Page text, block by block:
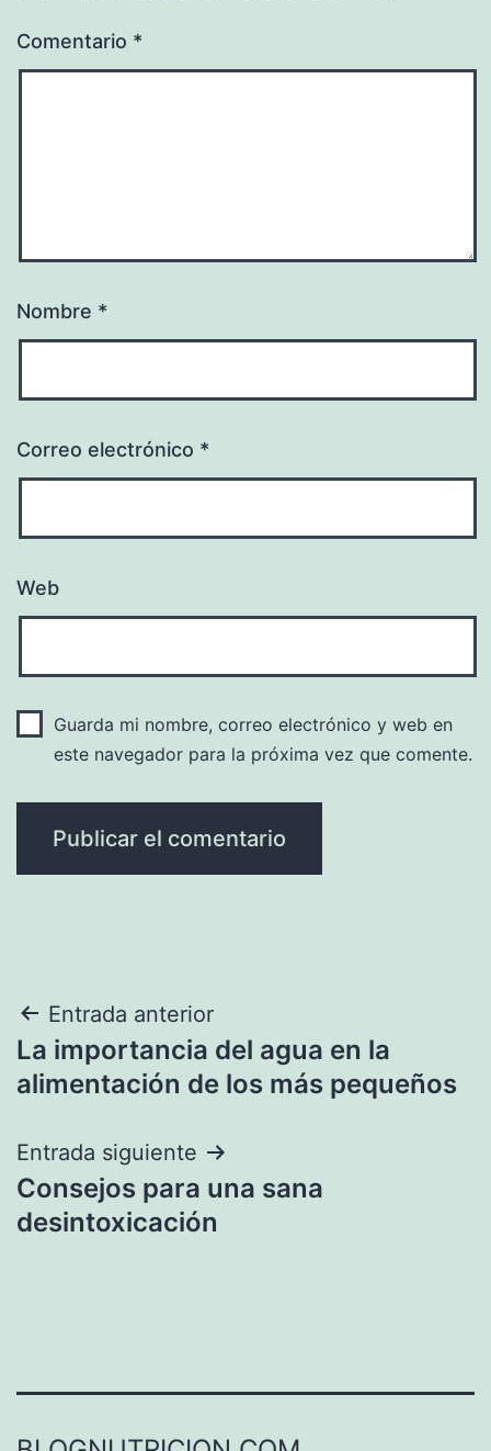
Comentario *
Nombre *
Correo electrónico *
Web
Guarda mi nombre, correo electrónico y web en
este navegador para la próxima vez que comente.
Navegación
de
Entrada anterior
La importancia del agua en la
alimentación de los más pequeños
Entrada siguiente
Consejos para una sana
desintoxicación